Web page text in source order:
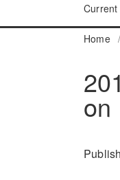
Current
Home /
on